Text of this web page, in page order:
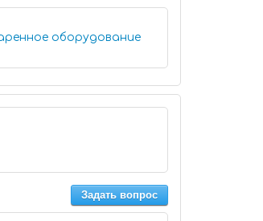
оборудование
Задать вопрос